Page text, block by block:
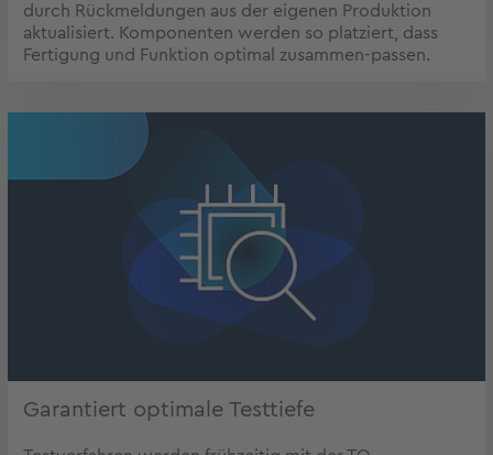
durch Rückmeldungen aus der eigenen Produktion
aktualisiert. Komponenten werden so platziert, dass
Fertigung und Funktion optimal zusammen-passen.
Garantiert optimale Testtiefe